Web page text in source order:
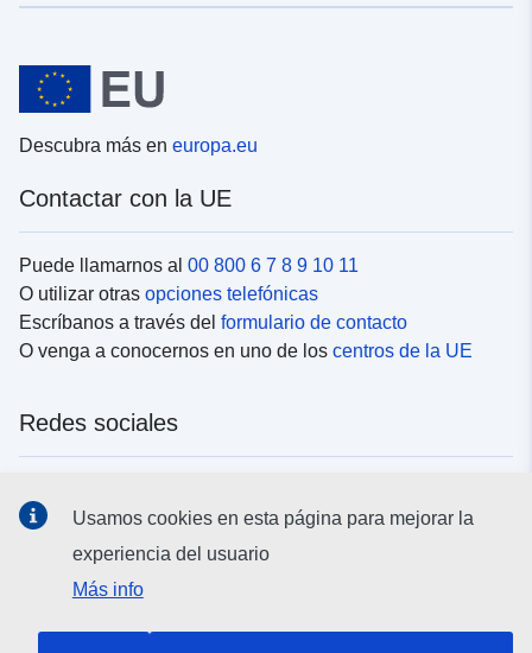
Descubra más en europa.eu
Contactar con la UE
Puede llamarnos al 00 800 6 7 8 9 10 11
O utilizar otras opciones telefónicas
Escríbanos a través del formulario de contacto
O venga a conocernos en uno de los centros de la UE
Redes sociales
Instituciones y organismos de la UE
Usamos cookies en esta página para mejorar la
experiencia del usuario
Más info